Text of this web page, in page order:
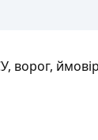
ворог,